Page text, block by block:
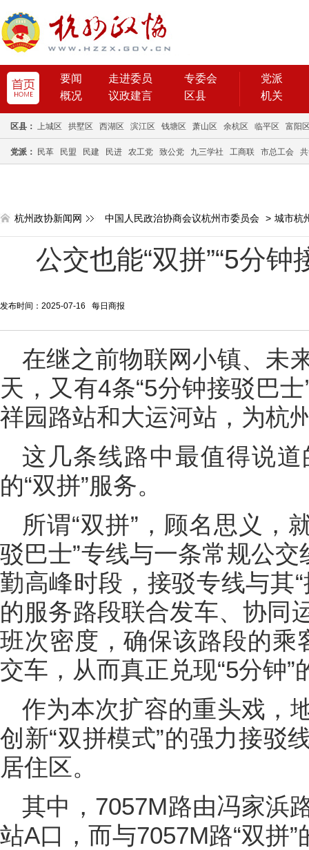
要闻 走进委员
专委会
概况
议政建言 区县
党派
机关
区县： 上城区 拱墅区 西湖区 滨江区 钱塘区 萧山区 余杭区 临平区 富阳
党派： 民革 民盟 民建 民进 农工党 致公党 九三学社 工商联 市总工会
杭州政协新闻网 中国人民政治协商会议杭州市委员会 > 城市杭
公交也能“双拼”“5分
发布时间：2025-07-16 每日商报
在继之前物联网小镇、未
天，又有4条“5分钟接驳巴
祥园路站和大运河站，为杭
这几条线路中最值得说
的“双拼”服务。
所谓“双拼”，顾名思义，
驳巴士”专线与一条常规公
勤高峰时段，接驳专线与其
的服务路段联合发车、协同
班次密度，确保该路段的乘
交车，从而真正兑现“5分钟”
作为本次扩容的重头戏，
创新“双拼模式”的强力接驳
居住区。
其中，7057M路由冯家浜
站A口，而与7057M路“双拼